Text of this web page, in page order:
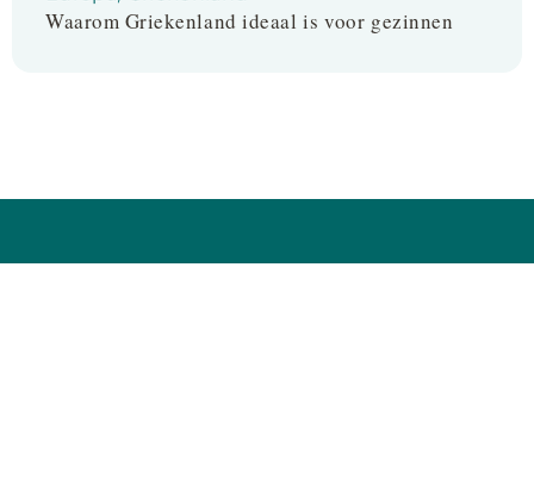
Waarom Griekenland ideaal is voor gezinnen